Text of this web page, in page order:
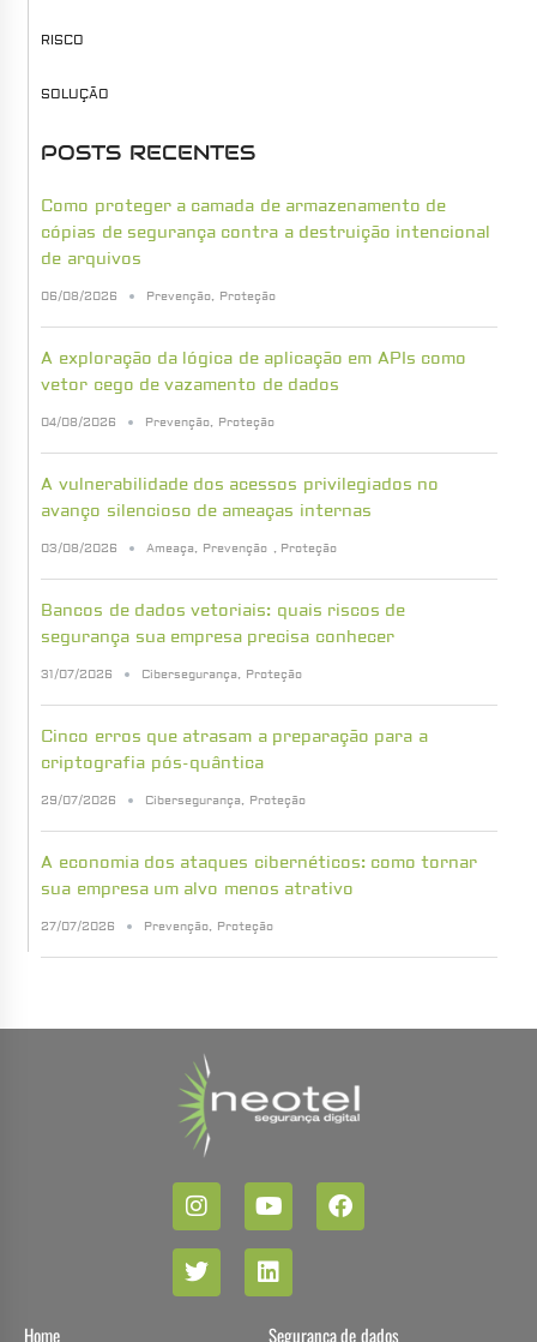
RISCO
SOLUÇÃO
POSTS RECENTES
Como proteger a camada de armazenamento de
cópias de segurança contra a destruição intencional
de arquivos
06/08/2026 Prevenção, Proteção
A exploração da lógica de aplicação em APIs como
vetor cego de vazamento de dados
04/08/2026 Prevenção, Proteção
A vulnerabilidade dos acessos privilegiados no
avanço silencioso de ameaças internas
03/08/2026 Ameaça, Prevenção , Proteção
Bancos de dados vetoriais: quais riscos de
segurança sua empresa precisa conhecer
31/07/2026 Cibersegurança, Proteção
Cinco erros que atrasam a preparação para a
criptografia pós-quântica
29/07/2026 Cibersegurança, Proteção
A economia dos ataques cibernéticos: como tornar
sua empresa um alvo menos atrativo
27/07/2026 Prevenção, Proteção
Home Segurança de dados